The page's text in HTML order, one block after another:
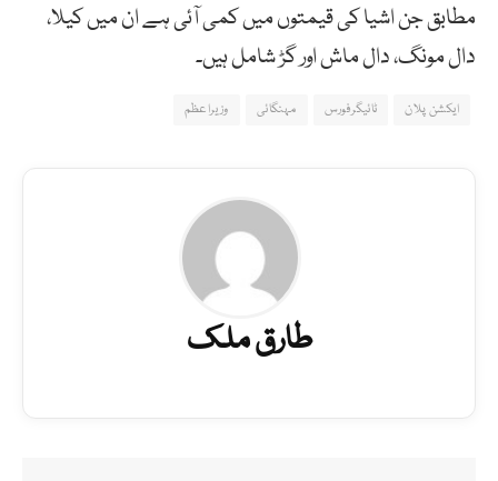
مطابق جن اشیا کی قیمتوں میں کمی آئی ہے ان میں کیلا،
دال مونگ، دال ماش اور گڑ شامل ہیں۔
ایکشن پلان ٹائیگرفورس مہنگائی وزیراعظم
طارق ملک